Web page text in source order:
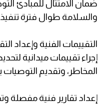
ضمان الامتثال للمبادئ
والسلامة طوال فترة
التقييمات الفنية وإعداد
إجراء تقييمات ميدانية
المخاطر، وتقديم التوصيات
إعداد تقارير فنية مفصلة